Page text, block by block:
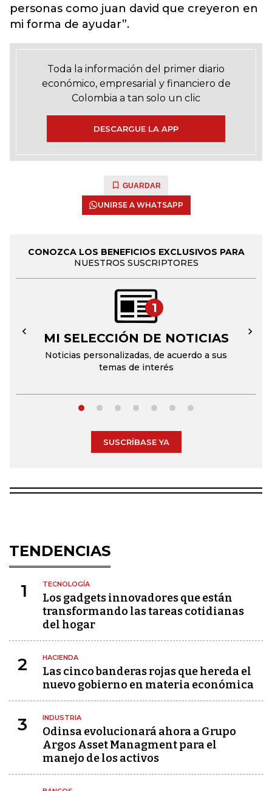
personas como juan david que creyeron en
mi forma de ayudar”.
Toda la información del primer diario
económico, empresarial y financiero de
Colombia a tan solo un clic
DESCARGUE LA APP
GUARDAR
UNIRSE A WHATSAPP
CONOZCA LOS BENEFICIOS EXCLUSIVOS PARA
NUESTROS SUSCRIPTORES
1
MI SELECCIÓN DE NOTICIAS
Noticias personalizadas, de acuerdo a sus
temas de interés
← →
SUSCRÍBASE YA
TENDENCIAS
1 TECNOLOGÍA
Los gadgets innovadores que están
transformando las tareas cotidianas
del hogar
2 HACIENDA
Las cinco banderas rojas que hereda el
nuevo gobierno en materia económica
3 INDUSTRIA
Odinsa evolucionará ahora a Grupo
Argos Asset Managment para el
manejo de los activos